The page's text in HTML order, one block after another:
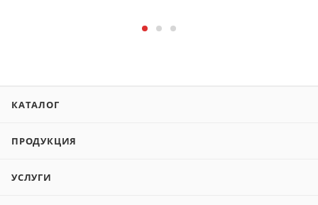
КАТАЛОГ
ПРОДУКЦИЯ
УСЛУГИ